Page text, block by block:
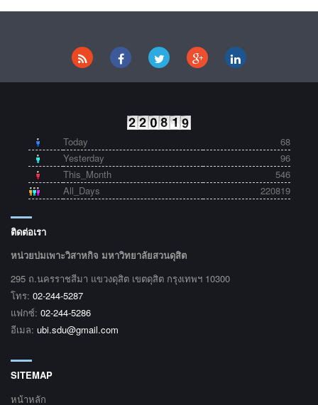
Today
68
Yesterday
96
This_Month
546
All_Days
220819
ติดต่อเรา
หน่วยบ่มเพาะวิสาหกิจ มหาวิทยาลัยสวนดุสิต
295 ถ.นครราชสีมา แขวงดุสิต เขตดุสิต กรุงเทพฯ 10300
โทร: 02-244-5287
แฟกซ์: 02-244-5286
อีเมล: ubi.sdu@gmail.com
SITEMAP
หน้าหลัก